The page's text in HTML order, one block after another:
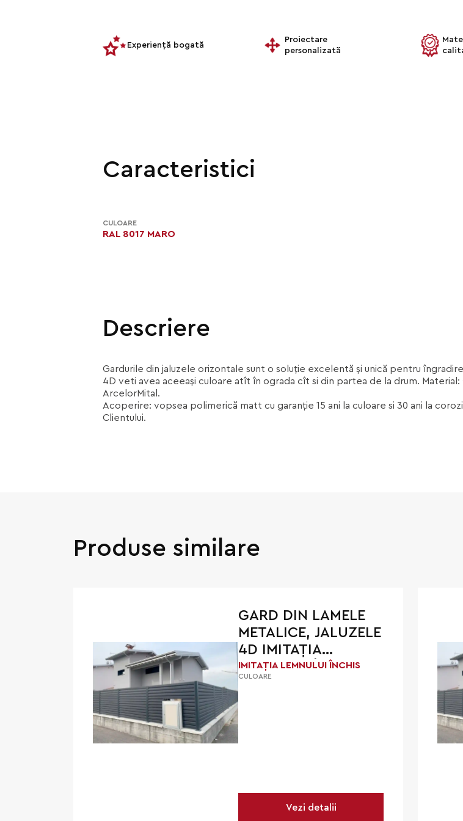
Experiență bogată
Proiectare
personalizată
Caracteristici
CULOARE
RAL 8017 MARO
Descriere
Gardurile din jaluzele orizontale sunt o soluție excelentă și unică pentru
4D veti avea aceeași culoare atît în ograda cît si din partea de la drum.
ArcelorMital.
Acoperire: vopsea polimerică matt cu garanție 15 ani la culoare si 30 ani la
Clientului.
Produse similare
GARD DIN LAMELE
METALICE, JALUZELE
4D IMITAȚIA
LEMNULUI ÎNCHIS
IMITAȚIA LEMNULUI ÎNCHIS
CULOARE
Vezi detalii